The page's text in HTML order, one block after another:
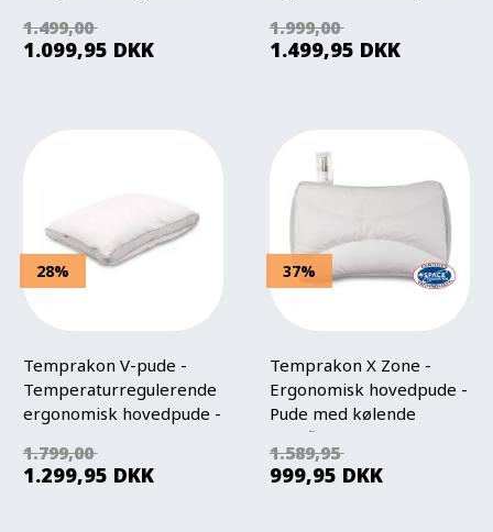
1.499,00
1.099,95 DKK
1.999,00
1.499,95 DKK
28%
Temprakon V-pude -
Temperaturregulerende
ergonomisk hovedpude -
1.799,00
1.299,95 DKK
37%
Temprakon X Zone -
Ergonomisk hovedpude -
Pude med kølende
overflade
1.589,95
999,95 DKK